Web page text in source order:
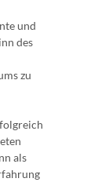
und
des
zu
als